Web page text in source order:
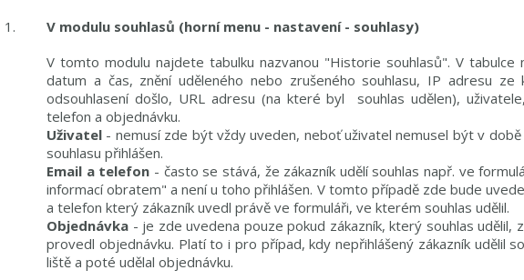
V modulu souhlasů (horní menu - nastavení - souhlasy)
V tomto modulu najdete tabulku nazvanou "Historie souhlasů". V tabulce
datum a čas, znění uděleného nebo zrušeného souhlasu, IP adresu ze
odsouhlasení došlo, URL adresu (na které byl souhlas udělen),
telefon a objednávku.
Uživatel - nemusí zde být vždy uveden, neboť uživatel nemusel být v době
souhlasu přihlášen.
Email a telefon - často se stává, že zákazník udělí souhlas např. ve
informací obratem" a není u toho přihlášen. V tomto případě zde bude
a telefon který zákazník uvedl právě ve formuláři, ve kterém souhlas udělil.
Objednávka - je zde uvedena pouze pokud zákazník, který souhlas udělil,
provedl objednávku. Platí to i pro případ, kdy nepřihlášený zákazník udělil
liště a poté udělal objednávku.